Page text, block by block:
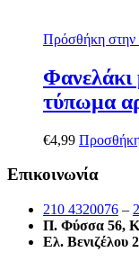
Πρόσθήκη στην
Φανελάκι
τύπωμα
€4,99
Επικοινωνία
210 4320076 –
Π. Φύσσα 56,
Ελ. Βενιζέλου